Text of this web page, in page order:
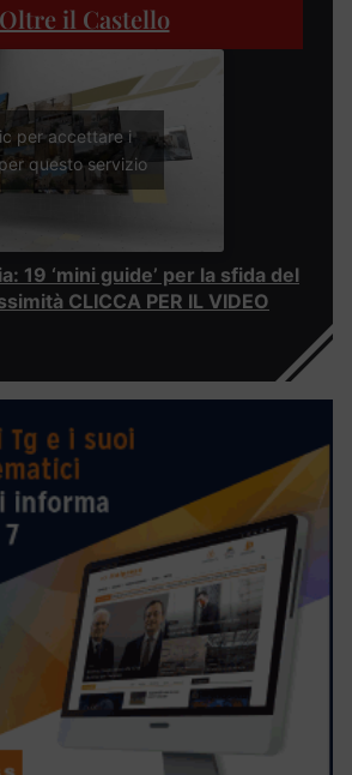
Oltre il Castello
per accettare i
questo servizio
19 ‘mini guide’ per la sfida del
CLICCA PER IL VIDEO